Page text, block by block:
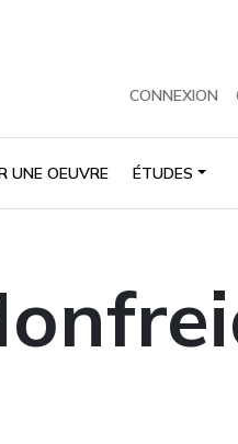
CONNEXION
UNE OEUVRE ÉTUDES